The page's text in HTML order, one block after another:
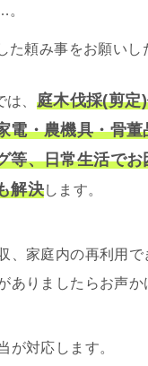
。
た頼み事をお願いし
、 庭木伐採(剪定
電・農機具・骨
等、日常生活で
解決します。
、家庭内の再利用
ありましたらお声か
が対応します。